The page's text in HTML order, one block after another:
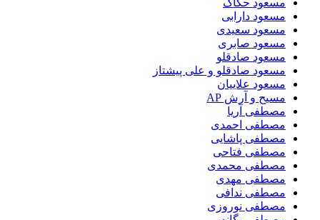
مسعود حکاک
مسعود دارابی
مسعود سعیدی
مسعود صابری
مسعود صادقلو
مسعود صادقلو و علی پیشتاز
مسعود علاییان
مسیح و آرش AP
مصطفی آریا
مصطفی احمدی
مصطفی پاشایی
مصطفی فتاحی
مصطفی محمدی
مصطفی مهدی
مصطفی ندافی
مصطفی نوروزی